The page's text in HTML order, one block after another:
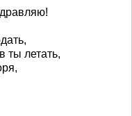
ты летать,